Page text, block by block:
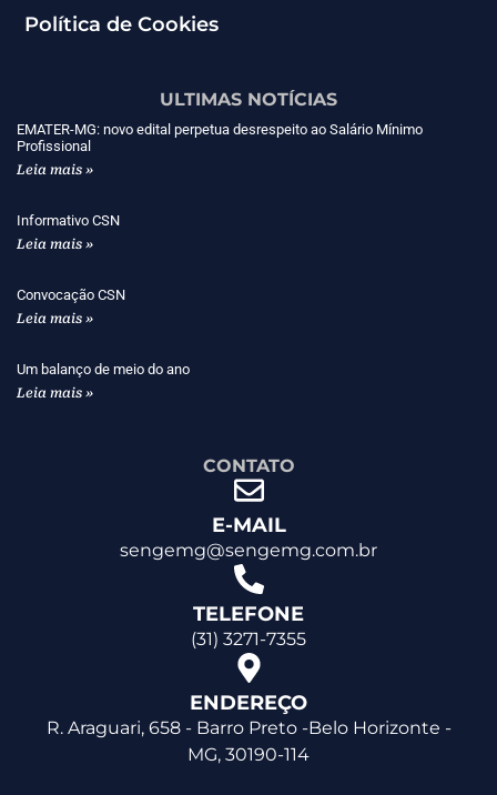
Política de Cookies
ULTIMAS NOTÍCIAS
EMATER-MG: novo edital perpetua desrespeito ao Salário Mínimo
Profissional
Leia mais »
Informativo CSN
Leia mais »
Convocação CSN
Leia mais »
Um balanço de meio do ano
Leia mais »
CONTATO
E-MAIL
sengemg@sengemg.com.br
TELEFONE
(31) 3271-7355
ENDEREÇO
R. Araguari, 658 - Barro Preto -Belo Horizonte -
MG, 30190-114